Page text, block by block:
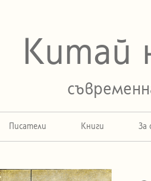
Китай
Стари
Писатели Книги За